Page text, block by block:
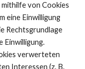
von Cookies
eine Einwilligung
Rechtsgrundlage
Einwilligung.
verwerteten
Interessen (z. B.